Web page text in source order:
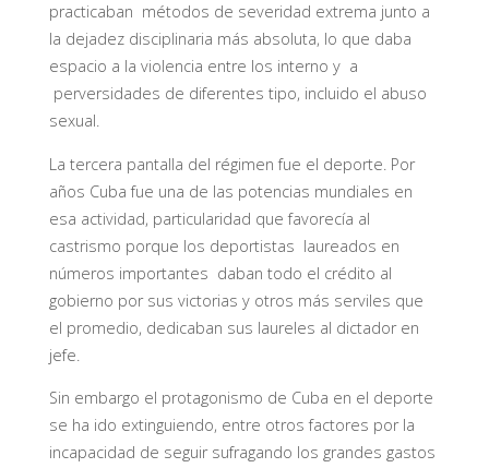
practicaban métodos de severidad extrema junto a
la dejadez disciplinaria más absoluta, lo que daba
espacio a la violencia entre los interno y a
perversidades de diferentes tipo, incluido el abuso
sexual.
La tercera pantalla del régimen fue el deporte. Por
años Cuba fue una de las potencias mundiales en
esa actividad, particularidad que favorecía al
castrismo porque los deportistas laureados en
números importantes daban todo el crédito al
gobierno por sus victorias y otros más serviles que
el promedio, dedicaban sus laureles al dictador en
jefe.
Sin embargo el protagonismo de Cuba en el deporte
se ha ido extinguiendo, entre otros factores por la
incapacidad de seguir sufragando los grandes gastos